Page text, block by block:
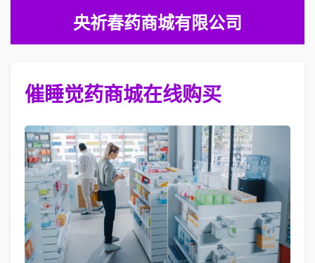
央祈春药商城有限公司
催睡觉药商城在线购买